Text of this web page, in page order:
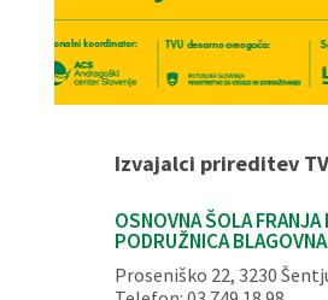
Izvajalci prireditev
OSNOVNA ŠOLA FRANJA
PODRUŽNICA BLAGOVNA
Proseniško 22, 3230